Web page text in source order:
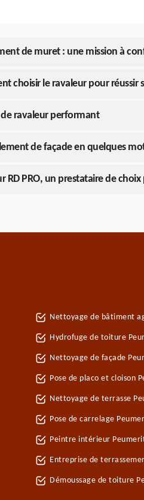
de muret : une mission à
choisir le ravaleur pour réussir
de ravaleur performant
de façade en quelques
RD PRO, un prestataire de
Nettoyage de bâtiment
Hydrofuge de toiture
Nettoyage de façade
Pose de placo et cloison
Nettoyage de terrasse
Pose de carrelage
Peintre intérieur
Entreprise de
Démoussage de toiture